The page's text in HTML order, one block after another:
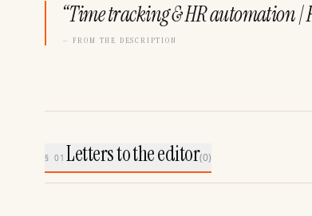
“Time tracking & HR automation |
— FROM THE DESCRIPTION
§ 01Letters to the editor(0)